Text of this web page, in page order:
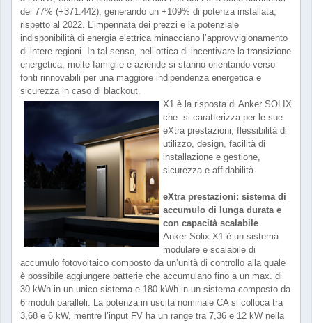
del 77% (+371.442), generando un +109% di potenza installata,
rispetto al 2022. L’impennata dei prezzi e la potenziale
indisponibilità di energia elettrica minacciano l’approvvigionamento
di intere regioni. In tal senso, nell’ottica di incentivare la transizione
energetica, molte famiglie e aziende si stanno orientando verso
fonti rinnovabili per una maggiore indipendenza energetica e
sicurezza in caso di blackout.
X1 è la risposta di Anker SOLIX
che si caratterizza per le sue
eXtra prestazioni, flessibilità di
utilizzo, design, facilità di
installazione e gestione,
sicurezza e affidabilità.
eXtra prestazioni: sistema di
accumulo di lunga durata e
con capacità scalabile
Anker Solix X1 è un sistema
modulare e scalabile di
accumulo fotovoltaico composto da un’unità di controllo alla quale
è possibile aggiungere batterie che accumulano fino a un max. di
30 kWh in un unico sistema e 180 kWh in un sistema composto da
6 moduli paralleli. La potenza in uscita nominale CA si colloca tra
3,68 e 6 kW, mentre l’input FV ha un range tra 7,36 e 12 kW nella